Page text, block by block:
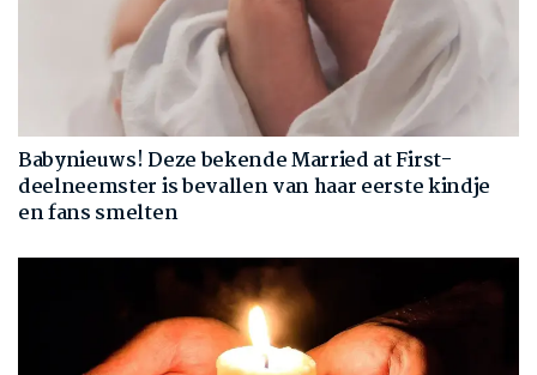
Babynieuws! Deze bekende Married at First-
deelneemster is bevallen van haar eerste kindje
en fans smelten